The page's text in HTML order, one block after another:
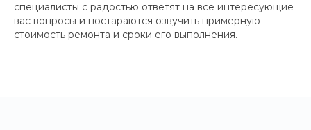
специалисты с радостью ответят на все интересующие
вас вопросы и постараются озвучить примерную
стоимость ремонта и сроки его выполнения.